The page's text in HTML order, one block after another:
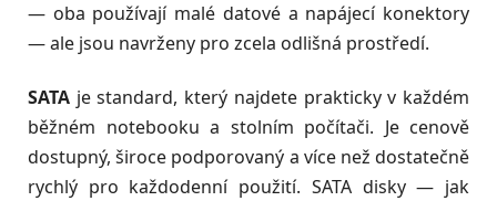
— oba používají malé datové a napájecí konektory
— ale jsou navrženy pro zcela odlišná prostředí.
SATA je standard, který najdete prakticky v každém
běžném notebooku a stolním počítači. Je cenově
dostupný, široce podporovaný a více než dostatečně
rychlý pro každodenní použití. SATA disky — jak